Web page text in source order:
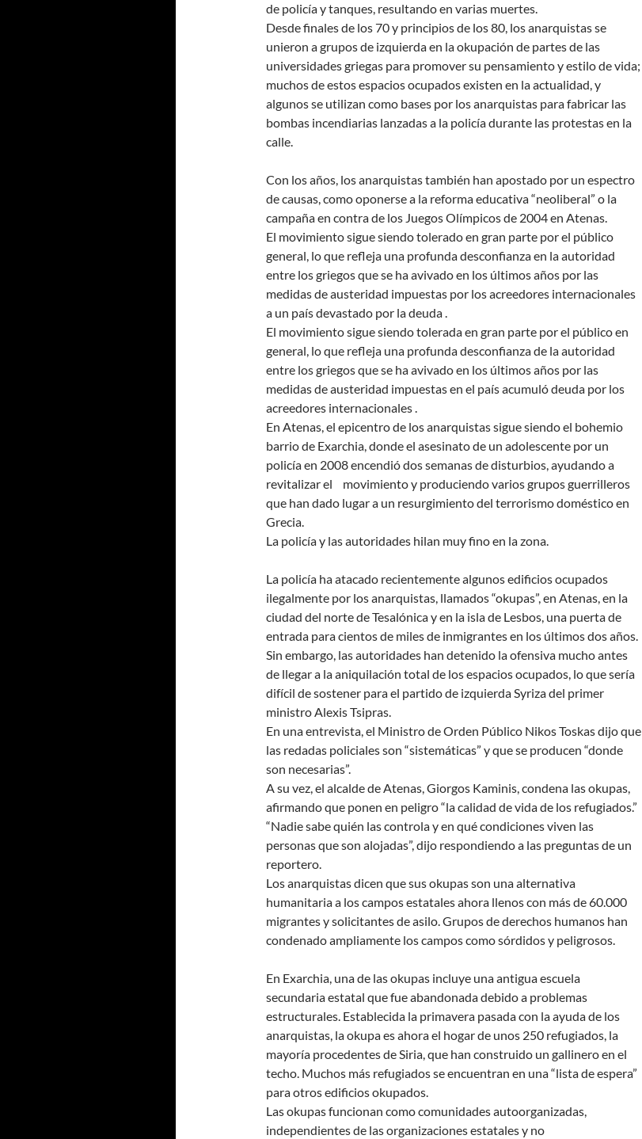
de policía y tanques, resultando en varias muertes.
Desde finales de los 70 y principios de los 80, los anarquistas se
unieron a grupos de izquierda en la okupación de partes de las
universidades griegas para promover su pensamiento y estilo de vida;
muchos de estos espacios ocupados existen en la actualidad, y
algunos se utilizan como bases por los anarquistas para fabricar las
bombas incendiarias lanzadas a la policía durante las protestas en la
calle.
Con los años, los anarquistas también han apostado por un espectro
de causas, como oponerse a la reforma educativa “neoliberal” o la
campaña en contra de los Juegos Olímpicos de 2004 en Atenas.
El movimiento sigue siendo tolerado en gran parte por el público
general, lo que refleja una profunda desconfianza en la autoridad
entre los griegos que se ha avivado en los últimos años por las
medidas de austeridad impuestas por los acreedores internacionales
a un país devastado por la deuda .
El movimiento sigue siendo tolerada en gran parte por el público en
general, lo que refleja una profunda desconfianza de la autoridad
entre los griegos que se ha avivado en los últimos años por las
medidas de austeridad impuestas en el país acumuló deuda por los
acreedores internacionales .
En Atenas, el epicentro de los anarquistas sigue siendo el bohemio
barrio de Exarchia, donde el asesinato de un adolescente por un
policía en 2008 encendió dos semanas de disturbios, ayudando a
revitalizar el movimiento y produciendo varios grupos guerrilleros
que han dado lugar a un resurgimiento del terrorismo doméstico en
Grecia.
La policía y las autoridades hilan muy fino en la zona.
La policía ha atacado recientemente algunos edificios ocupados
ilegalmente por los anarquistas, llamados “okupas”, en Atenas, en la
ciudad del norte de Tesalónica y en la isla de Lesbos, una puerta de
entrada para cientos de miles de inmigrantes en los últimos dos años.
Sin embargo, las autoridades han detenido la ofensiva mucho antes
de llegar a la aniquilación total de los espacios ocupados, lo que sería
difícil de sostener para el partido de izquierda Syriza del primer
ministro Alexis Tsipras.
En una entrevista, el Ministro de Orden Público Nikos Toskas dijo que
las redadas policiales son “sistemáticas” y que se producen “donde
son necesarias”.
A su vez, el alcalde de Atenas, Giorgos Kaminis, condena las okupas,
afirmando que ponen en peligro “la calidad de vida de los refugiados.”
“Nadie sabe quién las controla y en qué condiciones viven las
personas que son alojadas”, dijo respondiendo a las preguntas de un
reportero.
Los anarquistas dicen que sus okupas son una alternativa
humanitaria a los campos estatales ahora llenos con más de 60.000
migrantes y solicitantes de asilo. Grupos de derechos humanos han
condenado ampliamente los campos como sórdidos y peligrosos.
En Exarchia, una de las okupas incluye una antigua escuela
secundaria estatal que fue abandonada debido a problemas
estructurales. Establecida la primavera pasada con la ayuda de los
anarquistas, la okupa es ahora el hogar de unos 250 refugiados, la
mayoría procedentes de Siria, que han construido un gallinero en el
techo. Muchos más refugiados se encuentran en una “lista de espera”
para otros edificios okupados.
Las okupas funcionan como comunidades autoorganizadas,
independientes de las organizaciones estatales y no